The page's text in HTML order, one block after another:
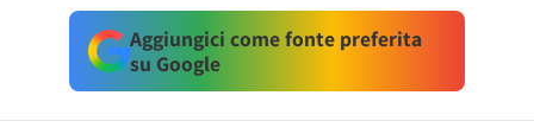
Aggiungici come fonte preferita
su Google